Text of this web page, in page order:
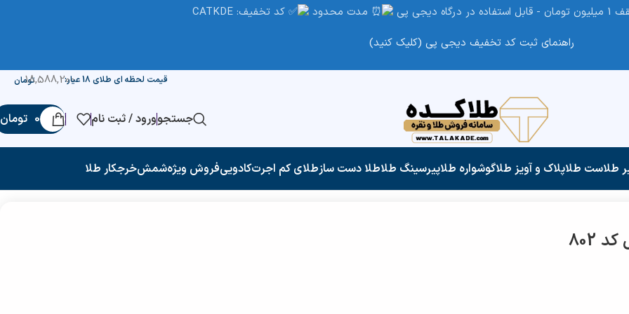
مدت محدود
کد تخفیف: CATKDE
راهنمای ثبت کد تخفیف دیجی پی (کلیک کنید)
تومان18,588,200 قیمت لحظه ای طلای 18 عیار:
جستجوورود / ثبت نام 0 تومان
طلاست طلاپلاک و آویز طلاگوشواره طلاپیرسینگ طلاطلا دست سازطلای کم اجرتکادوییفروش ویژهشمشخرجکار طلا